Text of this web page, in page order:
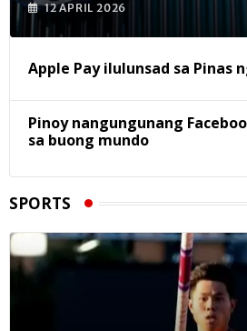
12 APRIL 2026
Apple Pay ilulunsad sa Pinas
Pinoy nangungunang
sa buong mundo
SPORTS